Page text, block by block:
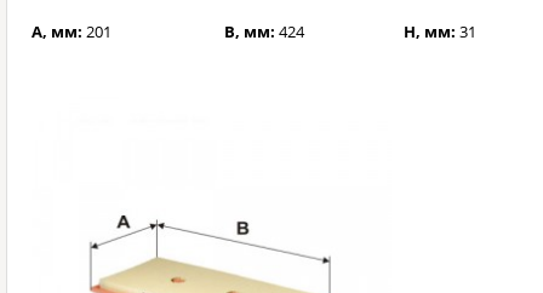
A, мм: 201 B, мм: 424 H, мм:31